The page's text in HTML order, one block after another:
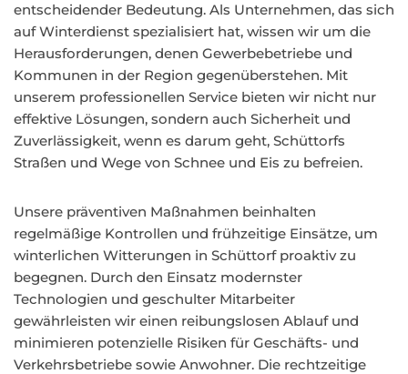
entscheidender Bedeutung. Als Unternehmen, das sich
auf Winterdienst spezialisiert hat, wissen wir um die
Herausforderungen, denen Gewerbebetriebe und
Kommunen in der Region gegenüberstehen. Mit
unserem professionellen Service bieten wir nicht nur
effektive Lösungen, sondern auch Sicherheit und
Zuverlässigkeit, wenn es darum geht, Schüttorfs
Straßen und Wege von Schnee und Eis zu befreien.
Unsere präventiven Maßnahmen beinhalten
regelmäßige Kontrollen und frühzeitige Einsätze, um
winterlichen Witterungen in Schüttorf proaktiv zu
begegnen. Durch den Einsatz modernster
Technologien und geschulter Mitarbeiter
gewährleisten wir einen reibungslosen Ablauf und
minimieren potenzielle Risiken für Geschäfts- und
Verkehrsbetriebe sowie Anwohner. Die rechtzeitige